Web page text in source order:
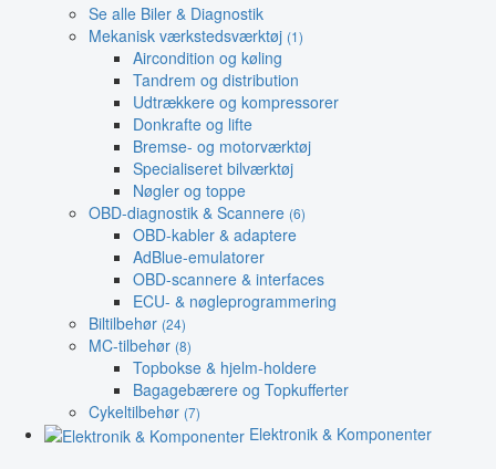
Se alle Biler & Diagnostik
Mekanisk værkstedsværktøj (1)
Aircondition og køling
Tandrem og distribution
Udtrækkere og kompressorer
Donkrafte og lifte
Bremse- og motorværktøj
Specialiseret bilværktøj
Nøgler og toppe
OBD-diagnostik & Scannere (6)
OBD-kabler & adaptere
AdBlue-emulatorer
OBD-scannere & interfaces
ECU- & nøgleprogrammering
Biltilbehør (24)
MC-tilbehør (8)
Topbokse & hjelm-holdere
Bagagebærere og Topkufferter
Cykeltilbehør (7)
Elektronik & Komponenter